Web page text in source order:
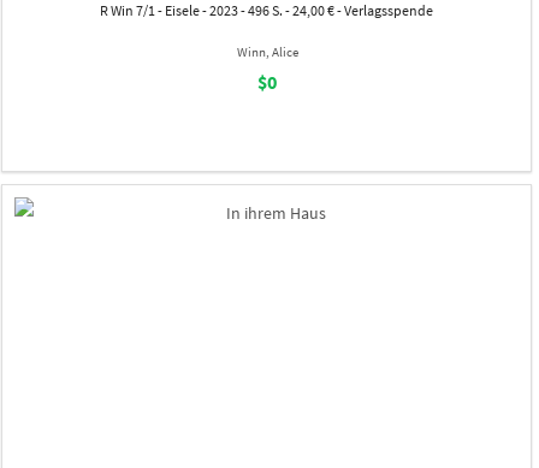
R Win 7/1 - Eisele - 2023 - 496 S. - 24,00 € - Verlagsspende
Winn, Alice
$0